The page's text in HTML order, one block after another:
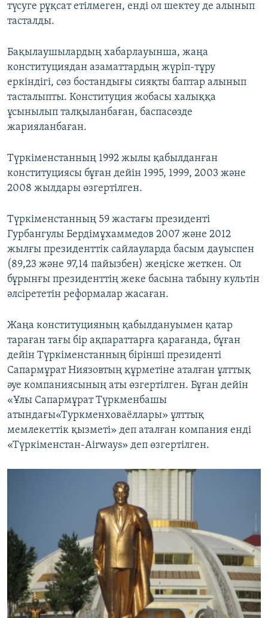
түсуге рұқсат етілмеген, енді ол шектеу де алынып
тасталды.
Бақылаушылардың хабарлауынша, жаңа
конституциядан азаматтардың жүріп-тұру
еркіндігі, сөз бостандығы сияқты баптар алынып
тасталыпты. Конституция жобасы халыққа
ұсынылып талқыланбаған, баспасөзде
жарияланбаған.
Түркіменстанның 1992 жылы қабылданған
конституциясы бұған дейін 1995, 1999, 2003 және
2008 жылдары өзгертілген.
Түркіменстанның 59 жастағы президенті
Гурбангулы Бердімұхаммедов 2007 және 2012
жылғы президенттік сайлауларда басым дауыспен
(89,23 және 97,14 пайызбен) жеңіске жеткен. Ол
бұрынғы президенттің жеке басына табыну культін
әлсірететін реформалар жасаған.
Жаңа конституцияның қабылдануымен қатар
тараған тағы бір ақпараттарға қарағанда, бұған
дейін Түркіменстанның бірінші президенті
Сапармұрат Ниязовтың құрметіне аталған ұлттық
әуе компаниясының аты өзгертілген. Бұған дейін
«Ұлы Сапармұрат Түркменбашы
атындағы«Туркменховаёллары» ұлттық
мемлекеттік қызметі» деп аталған компания енді
«Түркіменстан-Airways» деп өзгертілген.